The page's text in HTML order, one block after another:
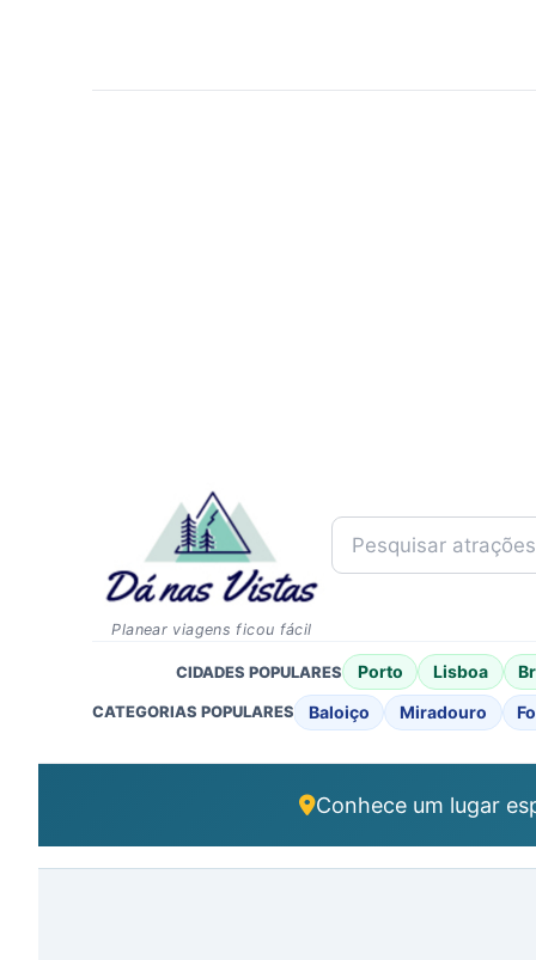
Planear viagens ficou fácil
Pesquisar
CIDADES POPULARES Porto Lisboa
CATEGORIAS POPULARES Baloiço Miradouro
Conhece um lugar